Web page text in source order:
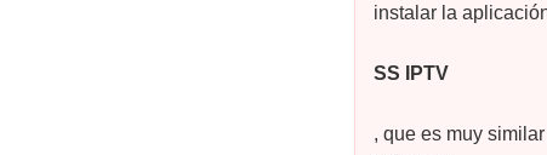
instalar la
SS IPTV
, que es muy